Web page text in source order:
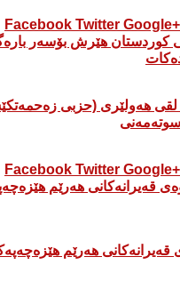
Facebook Twitter Google+
لقی هەولێری (حزبی
Facebook Twitter Google+
قەیرانەكانی هەرێم